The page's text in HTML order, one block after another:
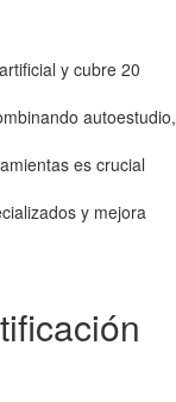
y cubre 20
autoestudio,
es crucial
y mejora